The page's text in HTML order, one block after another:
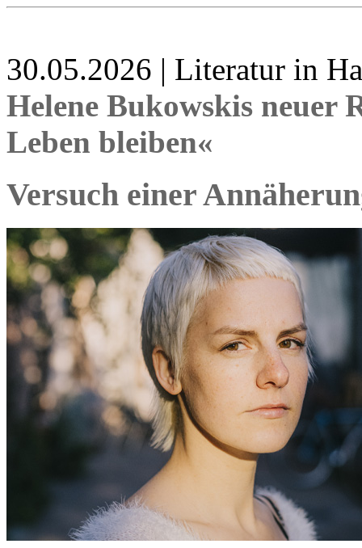
30.05.2026 | Literatur in
Helene Bukowskis neuer
Leben bleiben«
Versuch einer